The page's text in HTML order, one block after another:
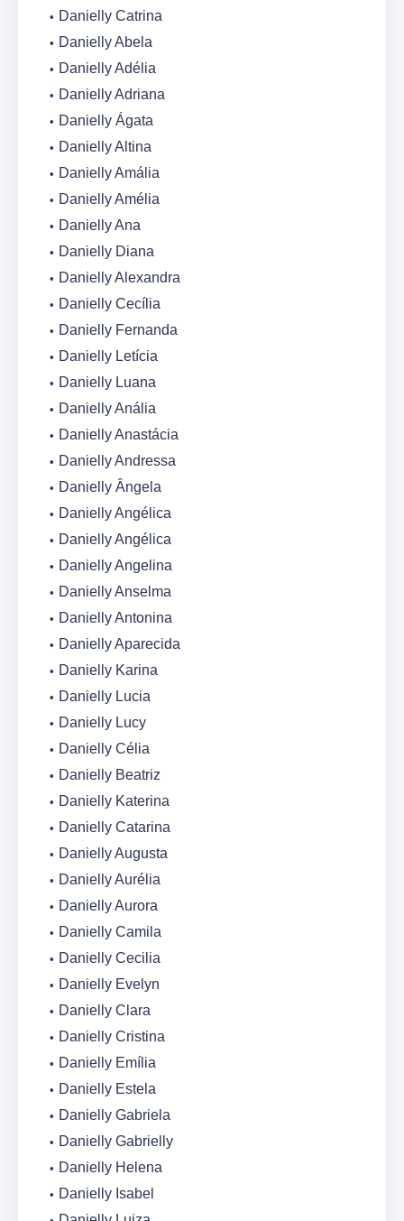
Danielly Catrina
Danielly Abela
Danielly Adélia
Danielly Adriana
Danielly Ágata
Danielly Altina
Danielly Amália
Danielly Amélia
Danielly Ana
Danielly Diana
Danielly Alexandra
Danielly Cecília
Danielly Fernanda
Danielly Letícia
Danielly Luana
Danielly Anália
Danielly Anastácia
Danielly Andressa
Danielly Ângela
Danielly Angélica
Danielly Angélica
Danielly Angelina
Danielly Anselma
Danielly Antonina
Danielly Aparecida
Danielly Karina
Danielly Lucia
Danielly Lucy
Danielly Célia
Danielly Beatriz
Danielly Katerina
Danielly Catarina
Danielly Augusta
Danielly Aurélia
Danielly Aurora
Danielly Camila
Danielly Cecilia
Danielly Evelyn
Danielly Clara
Danielly Cristina
Danielly Emília
Danielly Estela
Danielly Gabriela
Danielly Gabrielly
Danielly Helena
Danielly Isabel